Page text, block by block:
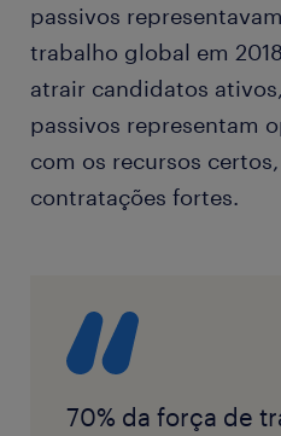
passivos
trabalho global em
atrair candidatos
passivos representam
com os recursos
contratações fortes.
70% da força de